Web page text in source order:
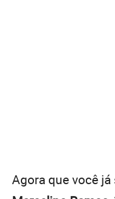
Agora que você já